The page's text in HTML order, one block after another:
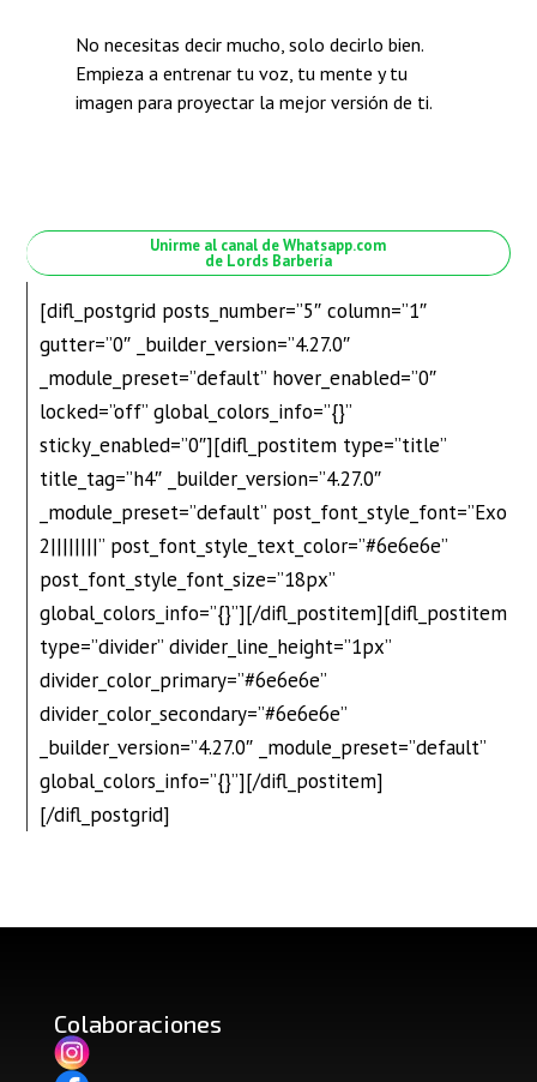
No necesitas decir mucho, solo decirlo bien.
Empieza a entrenar tu voz, tu mente y tu
imagen para proyectar la mejor versión de ti.
Unirme al canal de Whatsapp.com
de Lords Barbería
[difl_postgrid posts_number=”5″ column=”1″
gutter=”0″ _builder_version=”4.27.0″
_module_preset=”default” hover_enabled=”0″
locked=”off” global_colors_info=”{}”
sticky_enabled=”0″][difl_postitem type=”title”
title_tag=”h4″ _builder_version=”4.27.0″
_module_preset=”default” post_font_style_font=”Exo
2||||||||” post_font_style_text_color=”#6e6e6e”
post_font_style_font_size=”18px”
global_colors_info=”{}”][/difl_postitem][difl_postitem
type=”divider” divider_line_height=”1px”
divider_color_primary=”#6e6e6e”
divider_color_secondary=”#6e6e6e”
_builder_version=”4.27.0″ _module_preset=”default”
global_colors_info=”{}”][/difl_postitem]
[/difl_postgrid]
Colaboraciones